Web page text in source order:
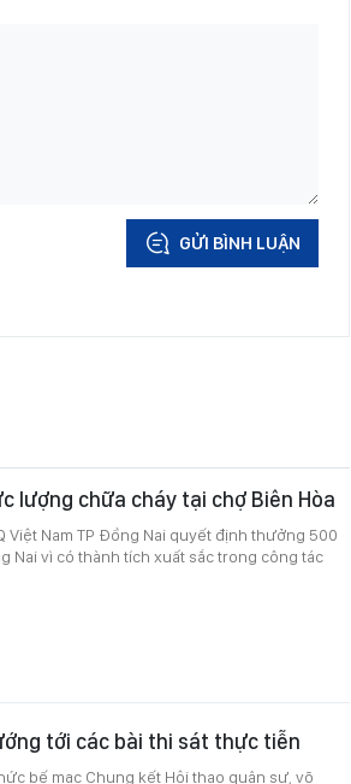
GỬI BÌNH LUẬN
lượng chữa cháy tại chợ Biên Hòa
Việt Nam TP Đồng Nai quyết định thưởng 500
Nai vì có thành tích xuất sắc trong công tác
tới các bài thi sát thực tiễn
bế mạc Chung kết Hội thao quân sự, võ